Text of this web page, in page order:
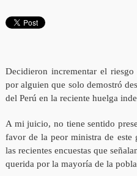
Decidieron incrementar el
por alguien que solo demostró
del Perú en la reciente huelga
A mi juicio, no tiene sentido
favor de la peor ministra de este
las recientes encuestas que
querida por la mayoría de la